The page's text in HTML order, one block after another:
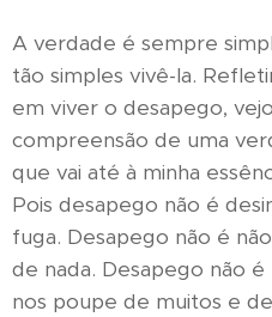
A verdade é sempre
tão simples vivê-la.
em viver o desapego,
compreensão de uma
que vai até à minha
Pois desapego não é
fuga. Desapego não é
de nada. Desapego não
nos poupe de muitos e